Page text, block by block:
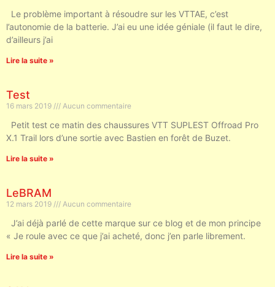
Le problème important à résoudre sur les VTTAE, c’est
l’autonomie de la batterie. J’ai eu une idée géniale (il faut le dire,
d’ailleurs j’ai
Lire la suite »
Test
16 mars 2019 Aucun commentaire
Petit test ce matin des chaussures VTT SUPLEST Offroad Pro
X.1 Trail lors d’une sortie avec Bastien en forêt de Buzet.
Lire la suite »
LeBRAM
12 mars 2019 Aucun commentaire
J’ai déjà parlé de cette marque sur ce blog et de mon principe
« Je roule avec ce que j’ai acheté, donc j’en parle librement.
Lire la suite »